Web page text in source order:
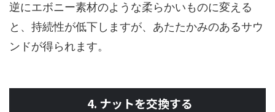
逆にエボニー素材のような柔らかいものに変える
と、持続性が低下しますが、あたたかみのあるサウ
ンドが得られます。
4. ナットを交換する